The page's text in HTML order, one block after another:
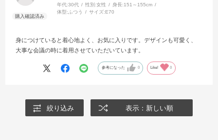
年代:30代 性別:女性 身長:151～155cm
体型: ふつう サイズ:E70
身につけていると着心地よく、お気に入りです。デザインも可愛く、
大事な会議の時に着用させていただいています。
参考になった 0 Like! 0
絞り込み 表示：新しい順